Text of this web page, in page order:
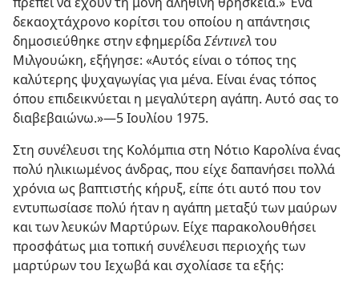
δεκαοχτάχρονο κορίτσι του οποίου η απάντησις
δημοσιεύθηκε στην εφημερίδαΣέντινελτου
Μιλγουώκη, εξήγησε: «Αυτός είναι ο τόπος της
καλύτερης ψυχαγωγίας για μένα. Είναι ένας τόπος
όπου επιδεικνύεται η μεγαλύτερη αγάπη. Αυτό σας το
διαβεβαιώνω.»—5 Ιουλίου 1975.
Στη συνέλευσι της Κολόμπια στη Νότιο Καρολίνα ένας
πολύ ηλικιωμένος άνδρας, που είχε δαπανήσει πολλά
χρόνια ως βαπτιστής κήρυξ, είπε ότι αυτό που τον
εντυπωσίασε πολύ ήταν η αγάπη μεταξύ των μαύρων
και των λευκών Μαρτύρων. Είχε παρακολουθήσει
προσφάτως μια τοπική συνέλευσι περιοχής των
μαρτύρων του Ιεχωβά και σχολίασε τα εξής: